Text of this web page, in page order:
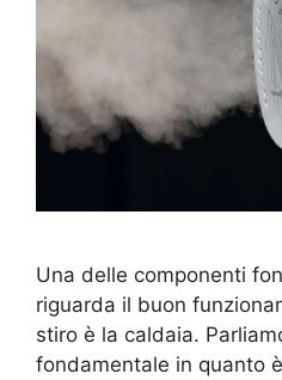
Una delle componenti
riguarda il buon
stiro è la caldaia.
fondamentale in quanto